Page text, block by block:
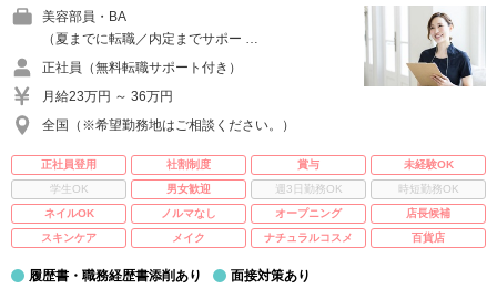
美容部員・BA
（夏までに転職／内定までサポー …
正社員（無料転職サポート付き）
月給23万円 ～ 36万円
全国（※希望勤務地はご相談ください。）
正社員登用 社割制度 賞与
未経験OK
学生OK
男女歓迎 週3日勤務OK
時短勤務OK
ネイルOK
ノルマなし オープニング
店長候補
スキンケア
メイク ナチュラルコスメ 百貨店
履歴書・職務経歴書添削あり 面接対策あり